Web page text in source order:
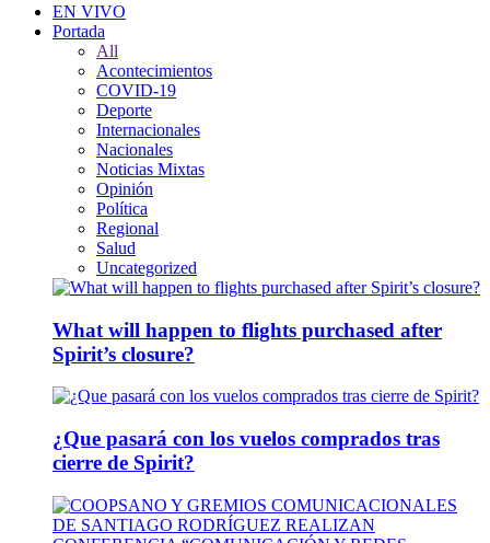
EN VIVO
Portada
All
Acontecimientos
COVID-19
Deporte
Internacionales
Nacionales
Noticias Mixtas
Opinión
Política
Regional
Salud
Uncategorized
What will happen to flights purchased after
Spirit’s closure?
¿Que pasará con los vuelos comprados tras
cierre de Spirit?